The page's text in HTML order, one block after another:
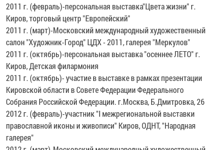
2011 г. (февраль)-персональная выставка"Цвета жизни" г.
Киров, торговый центр "Европейский"
2011 г. (март)-Московский международный художественный
салон "Художник-Город" ЦДХ - 2011, галерея "Меркулов"
2011 г. (октябрь)-персональная выставка "осеннее ЛЕТО" г.
Киров, Детская филармония
2011 г. (октябрь)- участие в выставке в рамках презентации
Кировской области в Совете Федерации Федерального
Собрания Российской Федерации. г.Москва, Б.Дмитровка, 26
2012 г. (февраль)-участник "I межрегиональной выставки
православной иконы и живописи" Киров, ОДНТ, "Народная
галерея"